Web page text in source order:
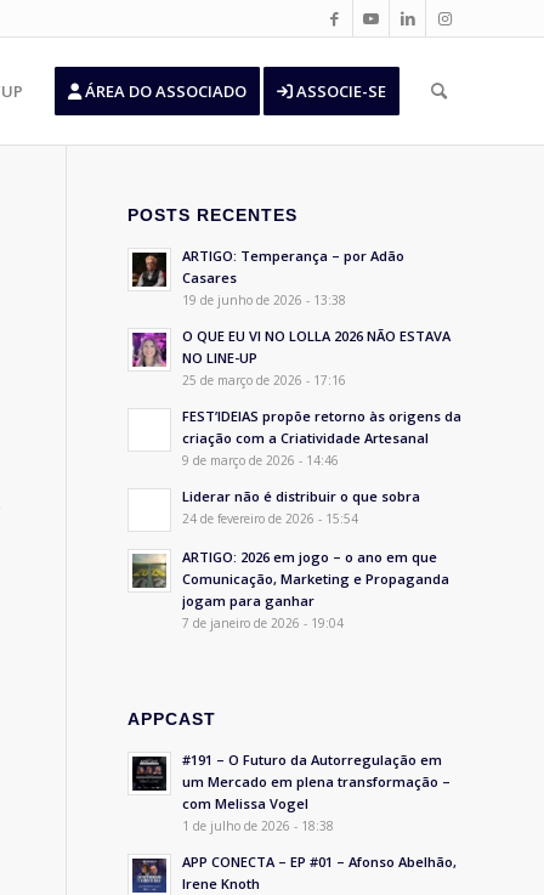
ÁREA DO ASSOCIADO ASSOCIE-SE
POSTS RECENTES
ARTIGO: Temperança – por Adão
Casares
19 de junho de 2026 - 13:38
O QUE EU VI NO LOLLA 2026 NÃO ESTAVA
NO LINE-UP
25 de março de 2026 - 17:16
FEST’IDEIAS propõe retorno às origens da
criação com a Criatividade Artesanal
9 de março de 2026 - 14:46
Liderar não é distribuir o que sobra
24 de fevereiro de 2026 - 15:54
ARTIGO: 2026 em jogo – o ano em que
Comunicação, Marketing e Propaganda
jogam para ganhar
7 de janeiro de 2026 - 19:04
APPCAST
#191 – O Futuro da Autorregulação em
um Mercado em plena transformação –
com Melissa Vogel
1 de julho de 2026 - 18:38
APP CONECTA – EP #01 – Afonso Abelhão,
Irene Knoth